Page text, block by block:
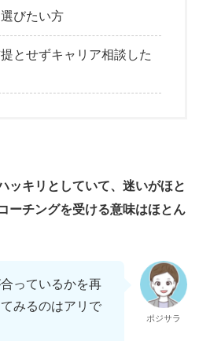
びたい方
とせずキャリア相談した
ッキリとしていて、迷いがほと
ーチングを受ける意味はほとん
っているかを再
みるのはアリで
ポジサラ